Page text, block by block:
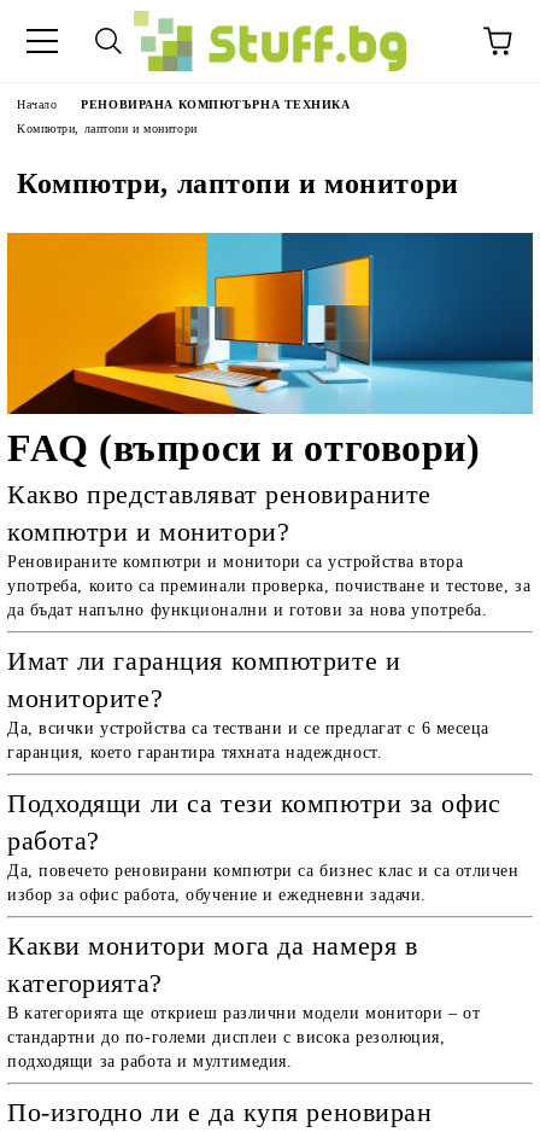
Начало
РЕНОВИРАНА КОМПЮТЪРНА ТЕХНИКА
Компютри, лаптопи и монитори
Компютри, лаптопи и монитори
FAQ (въпроси и отговори)
Какво представляват реновираните
компютри и монитори?
Реновираните компютри и монитори са устройства втора
употреба, които са преминали проверка, почистване и тестове, за
да бъдат напълно функционални и готови за нова употреба.
Имат ли гаранция компютрите и
мониторите?
Да, всички устройства са тествани и се предлагат с 6 месеца
гаранция, което гарантира тяхната надеждност.
Подходящи ли са тези компютри за офис
работа?
Да, повечето реновирани компютри са бизнес клас и са отличен
избор за офис работа, обучение и ежедневни задачи.
Какви монитори мога да намеря в
категорията?
В категорията ще откриеш различни модели монитори – от
стандартни до по-големи дисплеи с висока резолюция,
подходящи за работа и мултимедия.
По-изгодно ли е да купя реновиран